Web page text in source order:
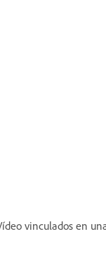
vinculados en